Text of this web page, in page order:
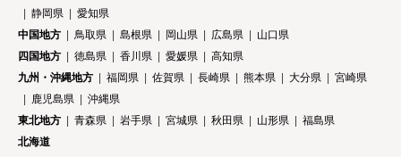
静岡県
愛知県
中国地方
鳥取県 島根県 岡山県 広島県
山口県
四国地方
徳島県 香川県 愛媛県
高知県
九州・沖縄地方
福岡県 佐賀県 長崎県 熊本県 大分県
宮崎県
鹿児島県
沖縄県
東北地方
青森県 岩手県 宮城県 秋田県 山形県
福島県
北海道